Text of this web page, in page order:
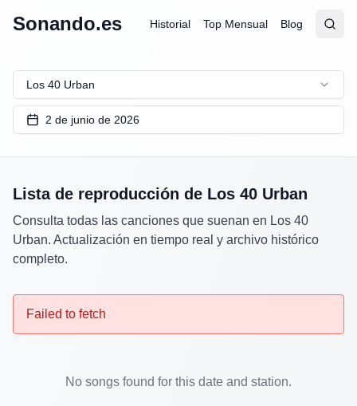
Sonando.es Historial Top Mensual Blog
Abrir
Los 40 Urban
2 de junio de 2026
Lista de reproducción de Los 40 Urban
Consulta todas las canciones que suenan en Los 40
Urban. Actualización en tiempo real y archivo histórico
completo.
Failed to fetch
No songs found for this date and station.